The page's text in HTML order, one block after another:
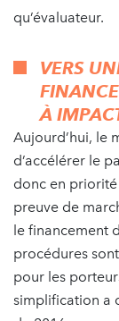
qu’évaluateur.
VERS
À
Aujourd’hui, le
d’accélérer le
donc en
preuve de
le financement
procédures
pour les
simplification a